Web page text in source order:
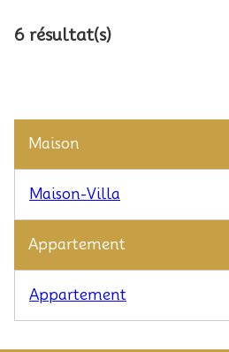
Appartement
Appartement
Maison
Maison-Villa
6 résultat(s)